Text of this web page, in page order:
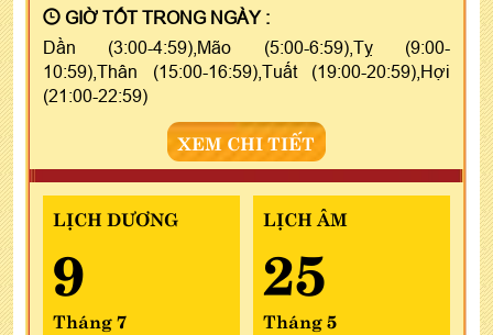
GIỜ TỐT TRONG NGÀY :
Dần (3:00-4:59),Mão (5:00-6:59),Tỵ (9:00-
10:59),Thân (15:00-16:59),Tuất (19:00-20:59),Hợi
(21:00-22:59)
XEM CHI TIẾT
LỊCH DƯƠNG
9
Tháng 7
LỊCH ÂM
25
Tháng 5